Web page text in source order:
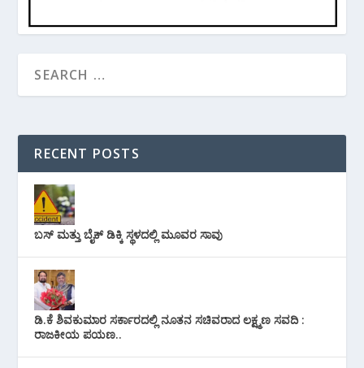
RECENT POSTS
ಬಸ್ ಮತ್ತು ಬೈಕ್ ಡಿಕ್ಕಿ ಸ್ಥಳದಲ್ಲಿ ಮೂವರ ಸಾವು
ಡಿ.ಕೆ ಶಿವಕುಮಾರ ಸರ್ಕಾರದಲ್ಲಿ ನೂತನ ಸಚಿವರಾದ ಲಕ್ಷ್ಮಣ ಸವದಿ :
ರಾಜಕೀಯ ಪಯಣ..